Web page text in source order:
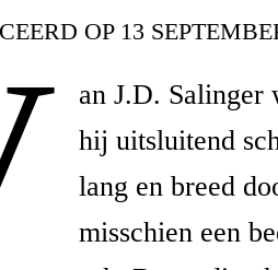
OP 13
an J.D. Salinger
hij uitsluitend
lang en breed
misschien een